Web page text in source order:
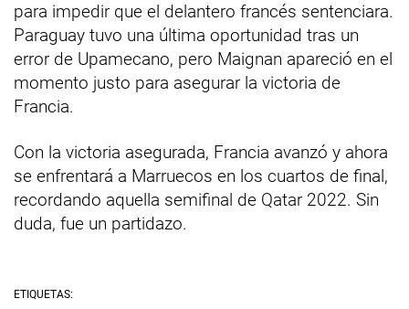
para impedir que el delantero francés sentenciara.
Paraguay tuvo una última oportunidad tras un
error de Upamecano, pero Maignan apareció en el
momento justo para asegurar la victoria de
Francia.
Con la victoria asegurada, Francia avanzó y ahora
se enfrentará a Marruecos en los cuartos de final,
recordando aquella semifinal de Qatar 2022. Sin
duda, fue un partidazo.
ETIQUETAS: